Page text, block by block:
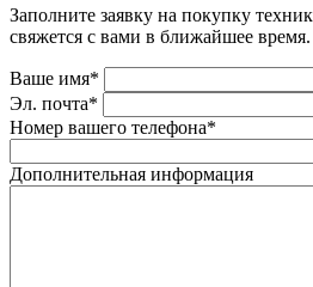
Заполните заявку на покупку
свяжется с вами в ближайшее время.
Ваше имя*
Эл. почта*
Номер вашего телефона*
Дополнительная информация